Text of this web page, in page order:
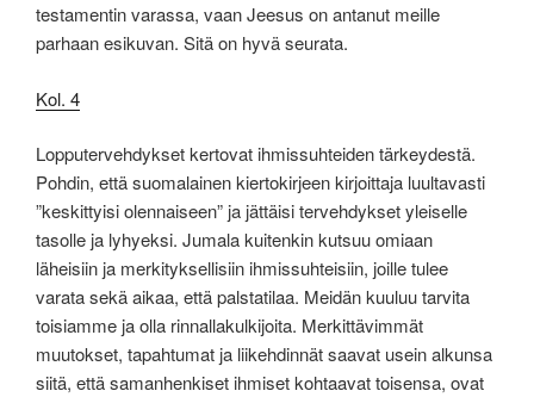
testamentin varassa, vaan Jeesus on antanut meille
parhaan esikuvan. Sitä on hyvä seurata.
Kol. 4
Lopputervehdykset kertovat ihmissuhteiden tärkeydestä.
Pohdin, että suomalainen kiertokirjeen kirjoittaja luultavasti
”keskittyisi olennaiseen” ja jättäisi tervehdykset yleiselle
tasolle ja lyhyeksi. Jumala kuitenkin kutsuu omiaan
läheisiin ja merkityksellisiin ihmissuhteisiin, joille tulee
varata sekä aikaa, että palstatilaa. Meidän kuuluu tarvita
toisiamme ja olla rinnallakulkijoita. Merkittävimmät
muutokset, tapahtumat ja liikehdinnät saavat usein alkunsa
siitä, että samanhenkiset ihmiset kohtaavat toisensa, ovat